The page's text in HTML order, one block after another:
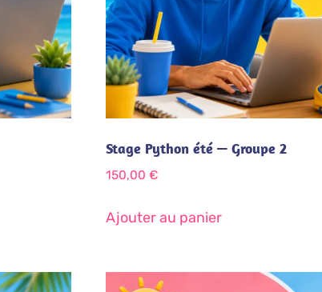
Stage Python été — Groupe 2
150,00 €
Ajouter au panier